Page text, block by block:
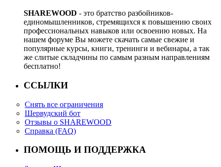
SHAREWOOD - это братство разбойников-
единомышленников, стремящихся к повышению своих
профессиональных навыков или освоению новых. На
нашем форуме Вы можете скачать самые свежие и
популярные курсы, книги, тренинги и вебинары, а так
же слитые складчины по самым разным направлениям
бесплатно!
ССЫЛКИ
Снять все ограничения
Шервудский бот
Отзывы о SHAREWOOD
Справка (FAQ)
ПОМОЩЬ И ПОДДЕРЖКА